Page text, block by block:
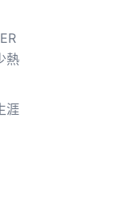
熱
涯